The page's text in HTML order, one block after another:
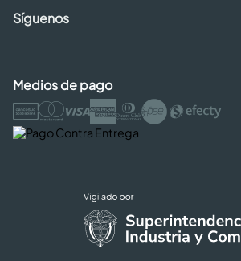
Síguenos
Medios de pago